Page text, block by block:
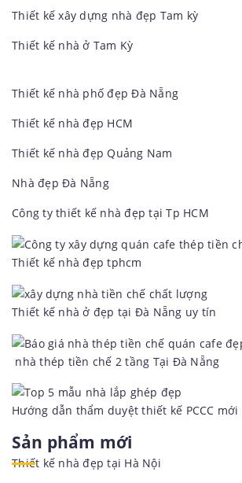
Thiết kế xây dựng nhà đẹp Tam kỳ
Thiết kế nhà ở Tam Kỳ
Thiết kế nhà phố đẹp Đà Nẵng
Thiết kế nhà đẹp HCM
Thiết kế nhà đẹp Quảng Nam
Nhà đẹp Đà Nẵng
Công ty thiết kế nhà đẹp tại Tp HCM
Thiết kế nhà đẹp tphcm
Thiết kế nhà ở đẹp tại Đà Nẵng uy tín
nhà thép tiền chế 2 tầng Tại Đà Nẵng
Hướng dẫn thẩm duyệt thiết kế PCCC
Sản phẩm mới
Thiết kế nhà đẹp tại Hà Nội